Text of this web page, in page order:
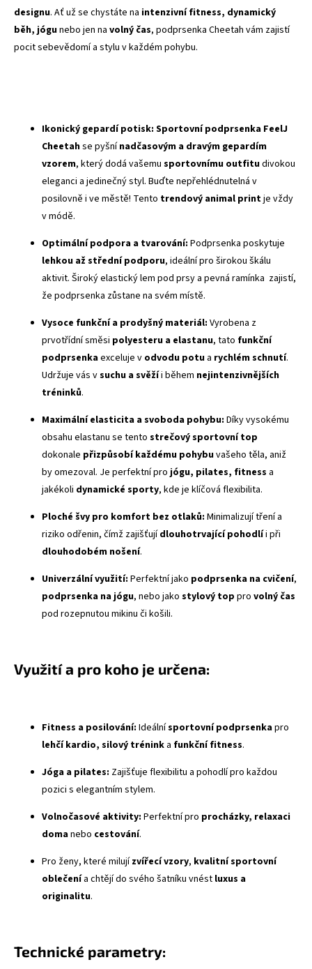
designu. Ať už se chystáte na intenzivní fitness, dynamický
běh, jógunebo jen na volný čas, podprsenka Cheetah vám zajistí
pocit sebevědomí a stylu v každém pohybu.
Ikonický gepardí potisk: Sportovní podprsenka FeelJ
Cheetahse pyšnínadčasovým a dravým gepardím
vzorem, který dodá vašemu sportovnímu outfitudivokou
eleganci a jedinečný styl. Buďte nepřehlédnutelná v
posilovně i ve městě! Tento trendový animal printje vždy
v módě.
Optimální podpora a tvarování: Podprsenka poskytuje
lehkou až střední podporu, ideální pro širokou škálu
aktivit. Široký elastický lem pod prsy a pevná ramínka zajistí,
že podprsenka zůstane na svém místě.
Vysoce funkční a prodyšný materiál: Vyrobena z
prvotřídní směsi polyesteru a elastanu, tato funkční
podprsenkaexceluje v odvodu potu a rychlém schnutí.
Udržuje vás vsuchu a svěžíi během nejintenzivnějších
tréninků.
Maximální elasticita a svoboda pohybu: Díky vysokému
obsahu elastanu se tento strečový sportovní top
dokonale přizpůsobí každému pohybuvašeho těla, aniž
by omezoval. Je perfektní projógu, pilates, fitness a
jakékoli dynamické sporty, kde je klíčová flexibilita.
Ploché švy pro komfort bez otlaků: Minimalizují tření a
riziko odřenin, čímž zajišťujídlouhotrvající pohodlíi při
dlouhodobém nošení.
Univerzální využití: Perfektní jako podprsenka na cvičení,
podprsenka na jógu, nebo jako stylový top pro volný čas
pod rozepnutou mikinu či košili.
Využití a pro koho je určena:
Fitness a posilování: Ideálnísportovní podprsenkapro
lehčí kardio, silový trénink a funkční fitness.
Jóga a pilates: Zajišťuje flexibilitu a pohodlí pro každou
pozici s elegantním stylem.
Volnočasové aktivity: Perfektní pro procházky, relaxaci
domanebo cestování.
Pro ženy, které milujízvířecí vzory, kvalitní sportovní
oblečenía chtějí do svého šatníku vnést luxus a
originalitu.
Technické parametry: